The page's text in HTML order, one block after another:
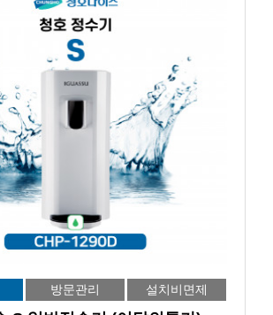
방문관리 설치비면제